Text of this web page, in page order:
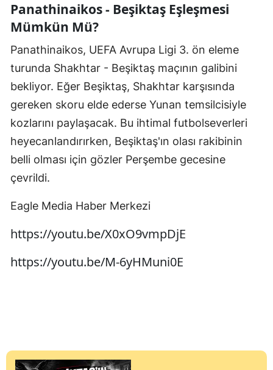
Panathinaikos - Beşiktaş Eşleşmesi
Mümkün Mü?
Panathinaikos, UEFA Avrupa Ligi 3. ön eleme
turunda Shakhtar - Beşiktaş maçının galibini
bekliyor. Eğer Beşiktaş, Shakhtar karşısında
gereken skoru elde ederse Yunan temsilcisiyle
kozlarını paylaşacak. Bu ihtimal futbolseverleri
heyecanlandırırken, Beşiktaş'ın olası rakibinin
belli olması için gözler Perşembe gecesine
çevrildi.
Eagle Media Haber Merkezi
https://youtu.be/X0xO9vmpDjE
https://youtu.be/M-6yHMuni0E